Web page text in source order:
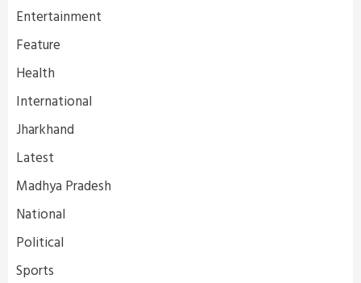
Entertainment
Feature
Health
International
Jharkhand
Latest
Madhya Pradesh
National
Political
Sports